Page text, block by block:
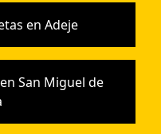
en Adeje
San Miguel de